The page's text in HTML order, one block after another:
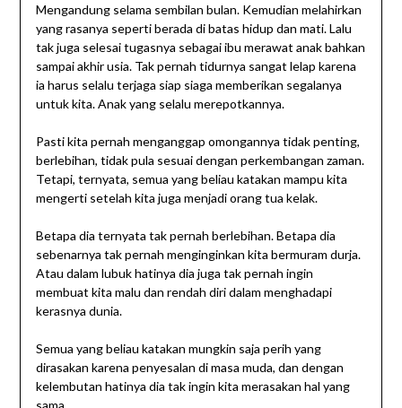
Mengandung selama sembilan bulan. Kemudian melahirkan
yang rasanya seperti berada di batas hidup dan mati. Lalu
tak juga selesai tugasnya sebagai ibu merawat anak bahkan
sampai akhir usia. Tak pernah tidurnya sangat lelap karena
ia harus selalu terjaga siap siaga memberikan segalanya
untuk kita. Anak yang selalu merepotkannya.
Pasti kita pernah menganggap omongannya tidak penting,
berlebihan, tidak pula sesuai dengan perkembangan zaman.
Tetapi, ternyata, semua yang beliau katakan mampu kita
mengerti setelah kita juga menjadi orang tua kelak.
Betapa dia ternyata tak pernah berlebihan. Betapa dia
sebenarnya tak pernah menginginkan kita bermuram durja.
Atau dalam lubuk hatinya dia juga tak pernah ingin
membuat kita malu dan rendah diri dalam menghadapi
kerasnya dunia.
Semua yang beliau katakan mungkin saja perih yang
dirasakan karena penyesalan di masa muda, dan dengan
kelembutan hatinya dia tak ingin kita merasakan hal yang
sama.